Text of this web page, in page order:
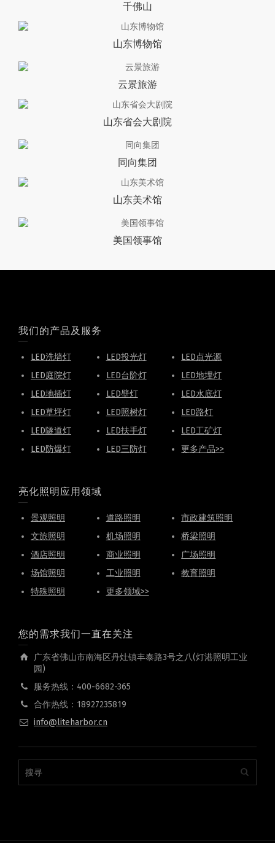
千佛山
山东博物馆
云景旅游
山东省会大剧院
同向集团
山东美术馆
美国领事馆
我们的产品及服务
LED洗墙灯 LED投光灯
LED点光源
LED庭院灯
LED台阶灯
LED地埋灯
LED地插灯
LED壁灯
LED水底灯
LED草坪灯
LED照树灯
LED路灯
LED隧道灯
LED扶手灯
LED工矿灯
LED防爆灯
LED三防灯 更多产品>>
亮化照明应用领域
景观照明 道路照明
市政建筑照明
文旅照明
机场照明
桥梁照明
酒店照明
商业照明
广场照明
场馆照明
工业照明
教育照明
特殊照明
更多领域>>
您的需求我们一直在关注
广东省佛山市南海区丹灶镇丰泰路3号之八(灯港照明工业
园)
服务热线：400-6682-365
合作热线：18927235819
info@liteharbor.cn